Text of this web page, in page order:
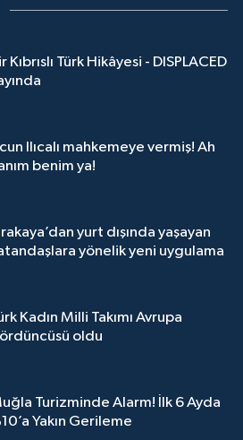
Kıbrıslı Türk Hikâyesi - DISPLACED
Ilıcalı mahkemeye vermiş! Ah
benim ya!
yurt dışında yaşayan
yönelik yeni uygulama
Kadın Milli Takımı Avrupa
oldu
Turizminde Alarm! İlk 6 Ayda
Yakın Gerileme